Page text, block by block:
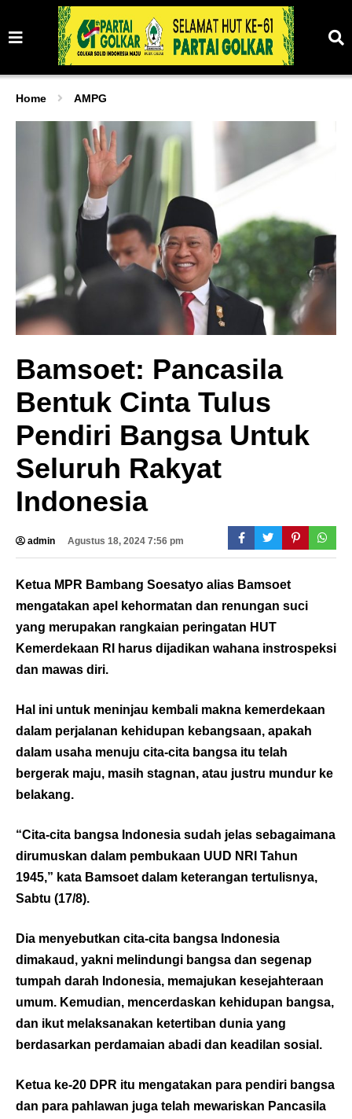
Home AMPG
Bamsoet: Pancasila
Bentuk Cinta Tulus
Pendiri Bangsa Untuk
Seluruh Rakyat
Indonesia
admin Agustus 18, 2024 7:56 pm
Ketua MPR Bambang Soesatyo alias Bamsoet
mengatakan apel kehormatan dan renungan suci
yang merupakan rangkaian peringatan HUT
Kemerdekaan RI harus dijadikan wahana instrospeksi
dan mawas diri.
Hal ini untuk meninjau kembali makna kemerdekaan
dalam perjalanan kehidupan kebangsaan, apakah
dalam usaha menuju cita-cita bangsa itu telah
bergerak maju, masih stagnan, atau justru mundur ke
belakang.
“Cita-cita bangsa Indonesia sudah jelas sebagaimana
dirumuskan dalam pembukaan UUD NRI Tahun
1945,” kata Bamsoet dalam keterangan tertulisnya,
Sabtu (17/8).
Dia menyebutkan cita-cita bangsa Indonesia
dimakaud, yakni melindungi bangsa dan segenap
tumpah darah Indonesia, memajukan kesejahteraan
umum. Kemudian, mencerdaskan kehidupan bangsa,
dan ikut melaksanakan ketertiban dunia yang
berdasarkan perdamaian abadi dan keadilan sosial.
Ketua ke-20 DPR itu mengatakan para pendiri bangsa
dan para pahlawan juga telah mewariskan Pancasila